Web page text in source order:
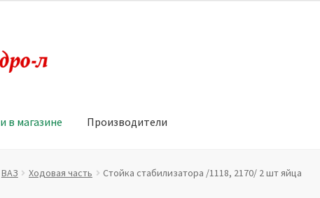
в магазине Производители
Политика в отношении обработки персональных данных
ВАЗ Ходовая часть Стойка стабилизатора /1118, 2170/ 2 шт яйца